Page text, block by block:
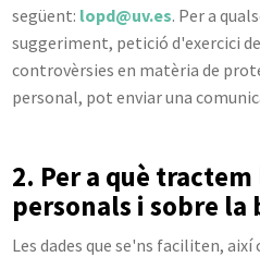
següent: lopd@uv.es. Per a
suggeriment, petició d'exercici
controvèrsies en matèria de
personal, pot enviar una
2. Per a què tractem
personals i sobre la
Les dades que se'ns faciliten,